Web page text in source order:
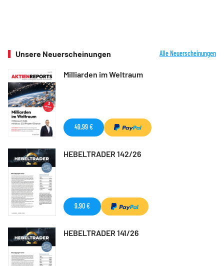
Unsere Neuerscheinungen Alle Neuerscheinungen
Milliarden im Weltraum
49,99 €
HEBELTRADER 142/26
9,90 €
HEBELTRADER 141/26